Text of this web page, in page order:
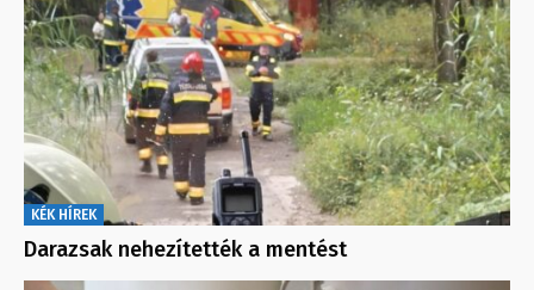
KÉK HÍREK
Darazsak nehezítették a mentést